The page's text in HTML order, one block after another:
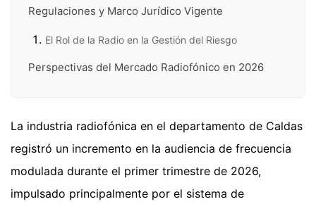
Regulaciones y Marco Jurídico Vigente
El Rol de la Radio en la Gestión del Riesgo
Perspectivas del Mercado Radiofónico en 2026
La industria radiofónica en el departamento de Caldas
registró un incremento en la audiencia de frecuencia
modulada durante el primer trimestre de 2026,
impulsado principalmente por el sistema de